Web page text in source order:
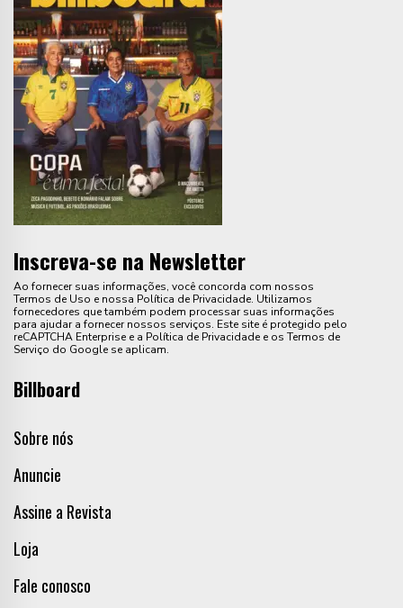
Inscreva-se na Newsletter
Ao fornecer suas informações, você concorda com nossos
Termos de Uso e nossa Política de Privacidade. Utilizamos
fornecedores que também podem processar suas informações
para ajudar a fornecer nossos serviços. Este site é protegido pelo
reCAPTCHA Enterprise e a Política de Privacidade e os Termos de
Serviço do Google se aplicam.
Billboard
Sobre nós
Anuncie
Assine a Revista
Loja
Fale conosco